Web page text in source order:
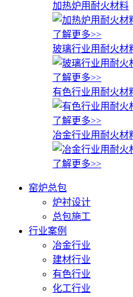
加热炉用耐火材料
了解更多>>
玻璃行业用耐火材
了解更多>>
有色行业用耐火材
了解更多>>
冶金行业用耐火材
了解更多>>
窑炉总包
炉衬设计
总包施工
行业案例
冶金行业
建材行业
有色行业
化工行业